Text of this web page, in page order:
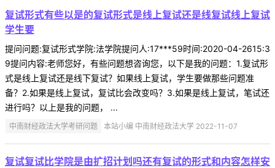
复试形式有些以是的复试形式是线上复试还是线复试线上复试
学生要
提问问题:复试形式学院:法学院提问人:17***59时间:2020-04-2615:3
9提问内容:老师您好，有些问题想咨询您，以下是我的问题：1.复试形
式是线上复试还是线下复试？如果线上复试，学生要做那些问题准
备？2.如果是线上复试，复试比会改变吗？3.如果是线上复试，笔试还
进行吗？以上是我的问题， ...
中南财经政法大学考研问题 本站小编 中南财经政法大学 2022-11-07
复试复试比学院是由扩招计划吗还有复试的形式和内容怎样安